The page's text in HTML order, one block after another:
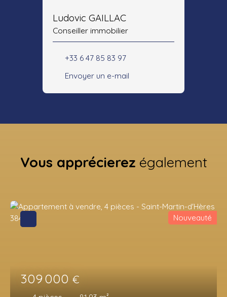
Ludovic GAILLAC
Conseiller immobilier
+33 6 47 85 83 97
Envoyer un e-mail
Vous apprécierez également
309 000 €
Nouveauté